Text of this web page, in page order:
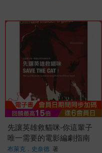
先讓英雄救貓咪-你這輩子
唯一需要的電影編劇指南
布萊克．史奈德 著